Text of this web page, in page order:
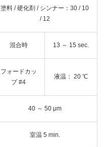
塗料 / 硬化剤 / シンナー：30 / 10
/ 12
混合時 13 ～ 15 sec.
フォードカッ
プ #4
液温： 20 ℃
40 ～ 50 μm
室温 5 min.